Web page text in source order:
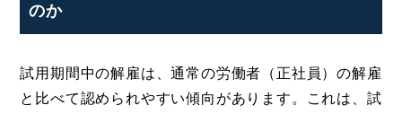
のか
試用期間中の解雇は、通常の労働者（正社員）の解雇
と比べて認められやすい傾向があります。これは、試